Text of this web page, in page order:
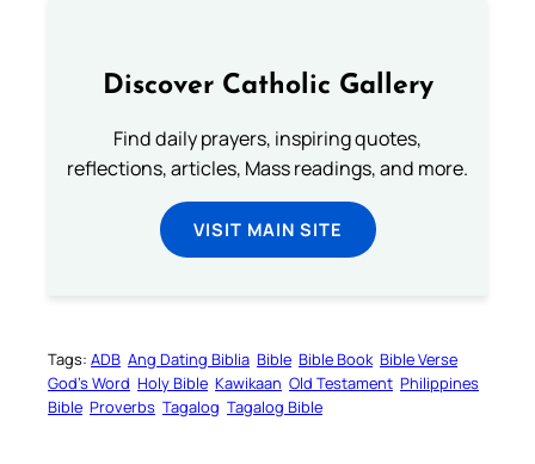
Discover Catholic Gallery
Find daily prayers, inspiring quotes,
reflections, articles, Mass readings, and more.
VISIT MAIN SITE
Tags: ADB Ang Dating Biblia Bible Bible Book Bible Verse
God’s Word Holy Bible Kawikaan Old Testament Philippines
Bible Proverbs Tagalog Tagalog Bible